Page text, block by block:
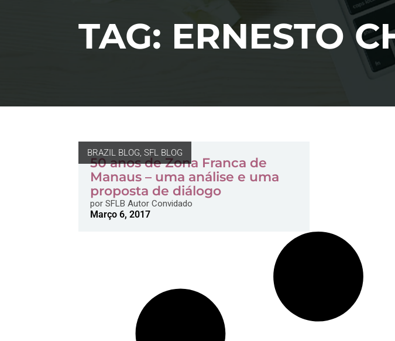
TAG: ERNESTO
BRAZIL BLOG,SFL BLOG
50 anos de Zona Franca de
Manaus – uma análise e uma
proposta de diálogo
por SFLB Autor Convidado
Março 6, 2017